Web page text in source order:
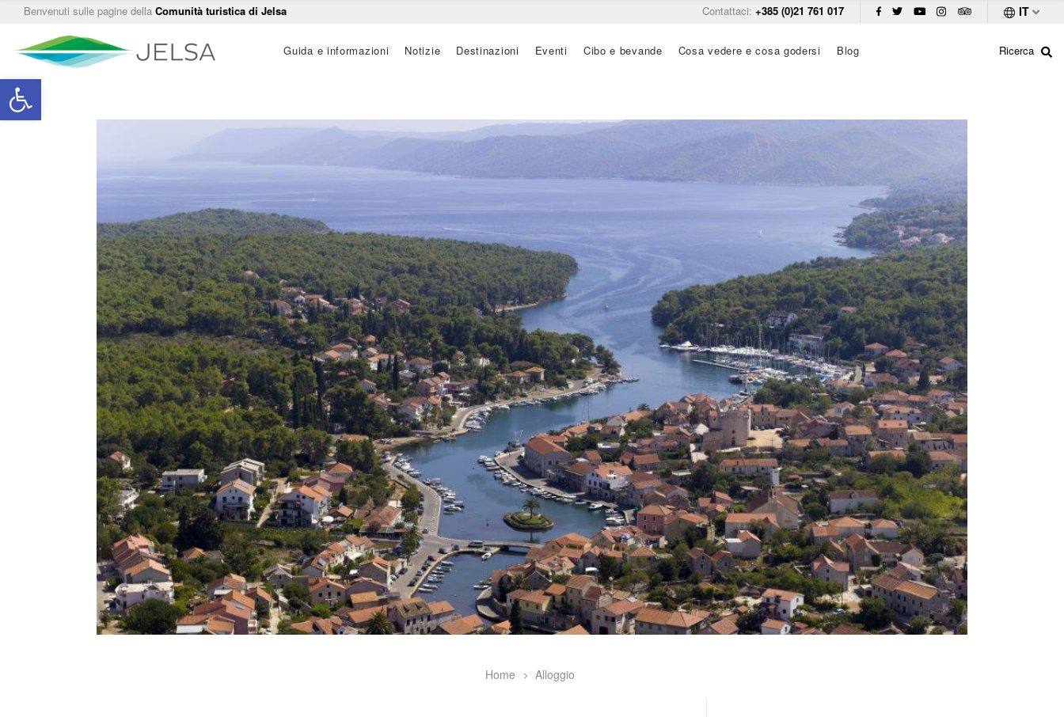
Open toolbar
Benvenuti sulle pagine della Comunità turistica di Jelsa IT
Contattaci: +385 (0)21 761 017
Ricerca
Guida e informazioni Notizie Destinazioni Eventi Cibo e bevande Cosa vedere e cosa godersi Blog
Home Alloggio